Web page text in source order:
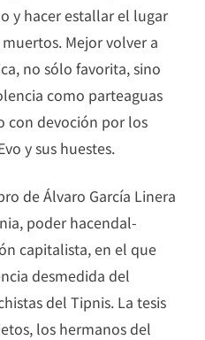
y hacer estallar el lugar
Mejor volver a
no sólo favorita, sino
como parteaguas
con devoción por los
y sus huestes.
de Álvaro García Linera
poder hacendal-
capitalista, en el que
desmedida del
del Tipnis. La tesis
los hermanos del